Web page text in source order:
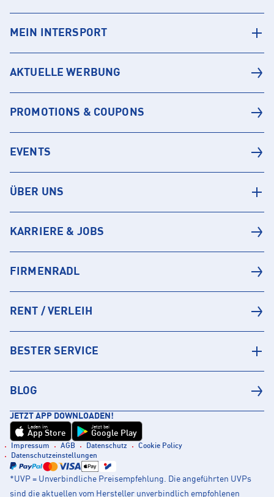
MEIN INTERSPORT
AKTUELLE WERBUNG
PROMOTIONS & COUPONS
EVENTS
ÜBER UNS
KARRIERE & JOBS
FIRMENRADL
RENT / VERLEIH
BESTER SERVICE
BLOG
JETZT APP DOWNLOADEN!
Laden im
App Store
Jetzt bei
Google Play
Impressum AGB Datenschutz
Cookie Policy
Datenschutzeinstellungen
*UVP = Unverbindliche Preisempfehlung. Die angeführten UVPs
sind die aktuellen vom Hersteller unverbindlich empfohlenen